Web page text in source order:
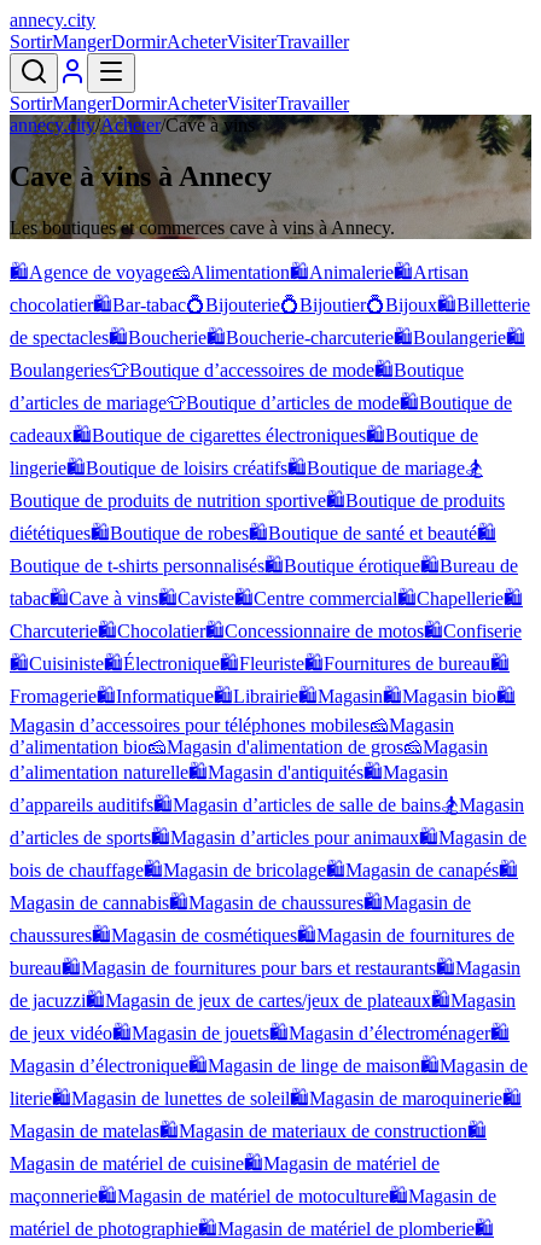
annecy.city
SortirMangerDormirAcheterVisiterTravailler
SortirMangerDormirAcheterVisiterTravailler
annecy.city/Acheter/Cave à vins
Cave à vins à Annecy
Les boutiques et commerces cave à vins à Annecy.
🛍️Agence de voyage🧀Alimentation🛍️Animalerie🛍️Artisan
chocolatier🛍️Bar-tabac💍Bijouterie💍Bijoutier💍Bijoux🛍️Billetterie
de spectacles🛍️Boucherie🛍️Boucherie-charcuterie🛍️Boulangerie🛍️
Boulangeries👕Boutique d’accessoires de mode🛍️Boutique
d’articles de mariage👕Boutique d’articles de mode🛍️Boutique de
cadeaux🛍️Boutique de cigarettes électroniques🛍️Boutique de
lingerie🛍️Boutique de loisirs créatifs🛍️Boutique de mariage🏂
Boutique de produits de nutrition sportive🛍️Boutique de produits
diététiques🛍️Boutique de robes🛍️Boutique de santé et beauté🛍️
Boutique de t-shirts personnalisés🛍️Boutique érotique🛍️Bureau de
tabac🛍️Cave à vins🛍️Caviste🛍️Centre commercial🛍️Chapellerie🛍️
Charcuterie🛍️Chocolatier🛍️Concessionnaire de motos🛍️Confiserie
🛍️Cuisiniste🛍️Électronique🛍️Fleuriste🛍️Fournitures de bureau🛍️
Fromagerie🛍️Informatique🛍️Librairie🛍️Magasin🛍️Magasin bio🛍️
Magasin d’accessoires pour téléphones mobiles🧀Magasin
d’alimentation bio🧀Magasin d'alimentation de gros🧀Magasin
d’alimentation naturelle🛍️Magasin d'antiquités🛍️Magasin
d’appareils auditifs🛍️Magasin d’articles de salle de bains🏂Magasin
d’articles de sports🛍️Magasin d’articles pour animaux🛍️Magasin de
bois de chauffage🛍️Magasin de bricolage🛍️Magasin de canapés🛍️
Magasin de cannabis🛍️Magasin de chaussures🛍️Magasin de
chaussures🛍️Magasin de cosmétiques🛍️Magasin de fournitures de
bureau🛍️Magasin de fournitures pour bars et restaurants🛍️Magasin
de jacuzzi🛍️Magasin de jeux de cartes/jeux de plateaux🛍️Magasin
de jeux vidéo🛍️Magasin de jouets🛍️Magasin d’électroménager🛍️
Magasin d’électronique🛍️Magasin de linge de maison🛍️Magasin de
literie🛍️Magasin de lunettes de soleil🛍️Magasin de maroquinerie🛍️
Magasin de matelas🛍️Magasin de materiaux de construction🛍️
Magasin de matériel de cuisine🛍️Magasin de matériel de
maçonnerie🛍️Magasin de matériel de motoculture🛍️Magasin de
matériel de photographie🛍️Magasin de matériel de plomberie🛍️